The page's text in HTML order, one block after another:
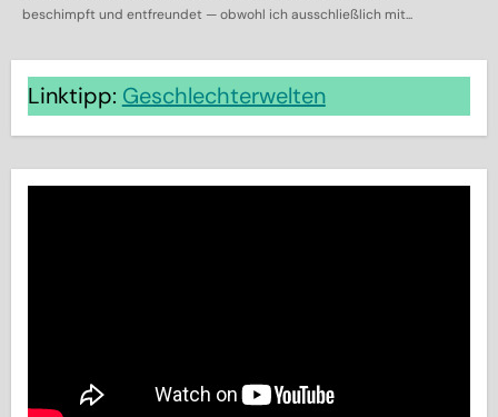
beschimpft und entfreundet — obwohl ich ausschließlich mit...
Linktipp: Geschlechterwelten